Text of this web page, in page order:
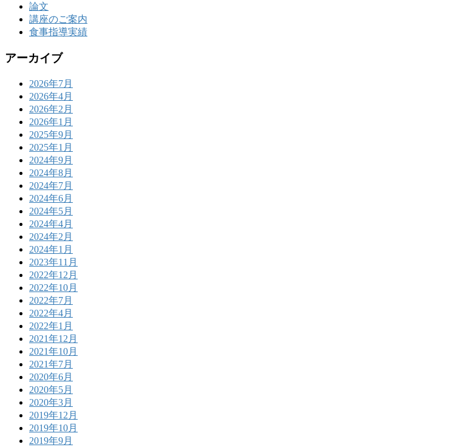
論文
講座のご案内
食事指導実績
アーカイブ
2026年7月
2026年4月
2026年2月
2026年1月
2025年9月
2025年1月
2024年9月
2024年8月
2024年7月
2024年6月
2024年5月
2024年4月
2024年2月
2024年1月
2023年11月
2022年12月
2022年10月
2022年7月
2022年4月
2022年1月
2021年12月
2021年10月
2021年7月
2020年6月
2020年5月
2020年3月
2019年12月
2019年10月
2019年9月